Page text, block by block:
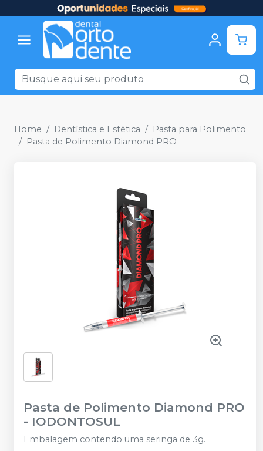
Home Dentística e Estética
Pasta para Polimento
Pasta de Polimento Diamond PRO
Pasta de Polimento Diamond PRO
- IODONTOSUL
Embalagem contendo uma seringa de 3g.